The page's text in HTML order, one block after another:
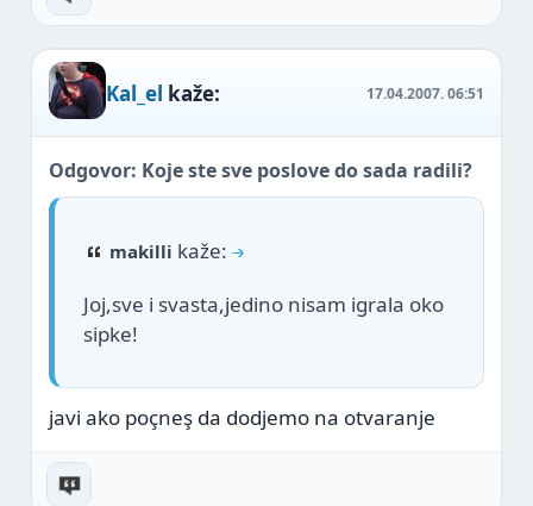
Kal_el kaže: 17.04.2007.06:51
Odgovor: Koje ste sve poslove do sada radili?
makilli kaže:
Joj,sve i svasta,jedino nisam igrala oko
sipke!
javi ako poçneş da dodjemo na otvaranje